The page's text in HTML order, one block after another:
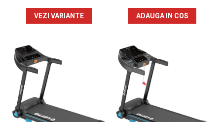
VEZI VARIANTE ADAUGA IN COS